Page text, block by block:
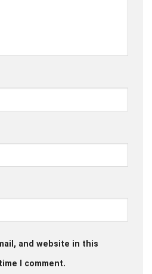
and website in this
I comment.